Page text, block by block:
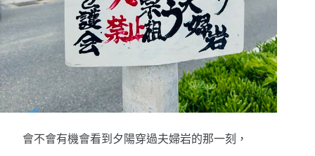
會不會有機會看到夕陽穿過夫婦岩的那一刻，